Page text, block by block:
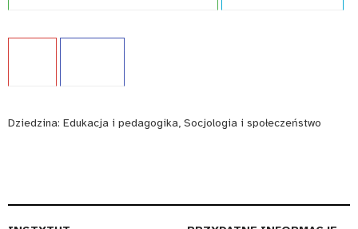
Dziedzina: Edukacja i pedagogika, Socjologia i społeczeństwo